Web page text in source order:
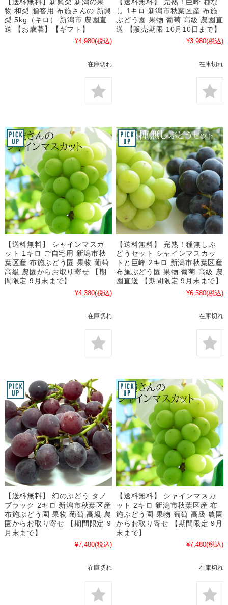
物 和梨 贈答用 布施さんの 新興
梨 5kg（キロ） 新潟市 農園直
送 【お歳暮】【ギフト】
¥4,980(税込)
在庫切れ
し 1キロ 新潟市秋葉区産 布施
ぶどう園 果物 葡萄 高級 農園直
送 【販売期限 10月10日まで】
¥3,980(税込)
在庫切れ
【送料無料】 シャインマスカ
ット 1キロ ご自宅用 新潟市秋
葉区産 布施ぶどう園 果物 葡萄
高級 農園からお取り寄せ 【期
間限定 9月末まで】
¥4,380(税込)
在庫切れ
【送料無料】 完熟！種無しぶ
どうセット シャインマスカッ
トと巨峰 2キロ 新潟市秋葉区産
布施ぶどう園 果物 葡萄 高級 農
園直送 【期間限定 9月末まで】
¥6,580(税込)
在庫切れ
【送料無料】 幻のぶどう タノ
ブラック 2キロ 新潟市秋葉区産
布施ぶどう園 果物 葡萄 高級 農
園からお取り寄せ 【期間限定 9
月末まで】
¥7,480(税込)
在庫切れ
【送料無料】 シャインマスカ
ット 2キロ 新潟市秋葉区産 布
施ぶどう園 果物 葡萄 高級 農園
からお取り寄せ 【期間限定 9月
末まで】
¥7,480(税込)
在庫切れ